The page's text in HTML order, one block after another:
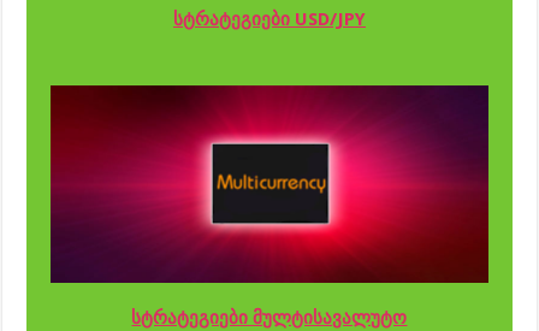
სტრატეგიები USD/JPY
სტრატეგიები მულტისავალუტო